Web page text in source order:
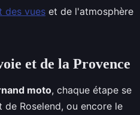
des vues et de l'atmosphère
et de la Provence
moto, chaque étape se
Roselend, ou encore le